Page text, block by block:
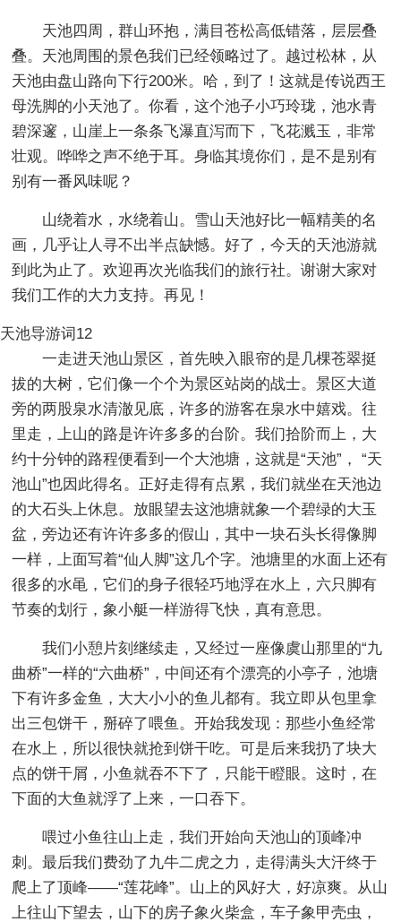
天池四周，群山环抱，满目苍松高低错落，层层叠
叠。天池周围的景色我们已经领略过了。越过松林，从
天池由盘山路向下行200米。哈，到了！这就是传说西王
母洗脚的小天池了。你看，这个池子小巧玲珑，池水青
碧深邃，山崖上一条条飞瀑直泻而下，飞花溅玉，非常
壮观。哗哗之声不绝于耳。身临其境你们，是不是别有
别有一番风味呢？
山绕着水，水绕着山。雪山天池好比一幅精美的名
画，几乎让人寻不出半点缺憾。好了，今天的天池游就
到此为止了。欢迎再次光临我们的旅行社。谢谢大家对
我们工作的大力支持。再见！
天池导游词12
一走进天池山景区，首先映入眼帘的是几棵苍翠挺
拔的大树，它们像一个个为景区站岗的战士。景区大道
旁的两股泉水清澈见底，许多的游客在泉水中嬉戏。往
里走，上山的路是许许多多的台阶。我们拾阶而上，大
约十分钟的路程便看到一个大池塘，这就是“天池”， “天
池山”也因此得名。正好走得有点累，我们就坐在天池边
的大石头上休息。放眼望去这池塘就象一个碧绿的大玉
盆，旁边还有许许多多的假山，其中一块石头长得像脚
一样，上面写着“仙人脚”这几个字。池塘里的水面上还有
很多的水黾，它们的身子很轻巧地浮在水上，六只脚有
节奏的划行，象小艇一样游得飞快，真有意思。
我们小憩片刻继续走，又经过一座像虞山那里的“九
曲桥”一样的“六曲桥”，中间还有个漂亮的小亭子，池塘
下有许多金鱼，大大小小的鱼儿都有。我立即从包里拿
出三包饼干，掰碎了喂鱼。开始我发现：那些小鱼经常
在水上，所以很快就抢到饼干吃。可是后来我扔了块大
点的饼干屑，小鱼就吞不下了，只能干瞪眼。这时，在
下面的大鱼就浮了上来，一口吞下。
喂过小鱼往山上走，我们开始向天池山的顶峰冲
刺。最后我们费劲了九牛二虎之力，走得满头大汗终于
爬上了顶峰——“莲花峰”。山上的风好大，好凉爽。从山
上往山下望去，山下的房子象火柴盒，车子象甲壳虫，